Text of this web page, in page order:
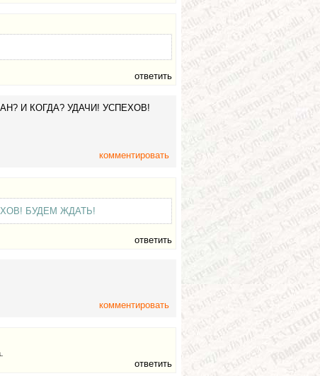
ответить
И КОГДА? УДАЧИ! УСПЕХОВ!
комментировать
БУДЕМ ЖДАТЬ!
ответить
комментировать
ответить